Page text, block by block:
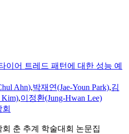
이어 트레드 패턴에 대한 성능 예
Ahn),박재연(Jae-Youn Park),김
Kim),이정환(Jung-Hwan Lee)
춘 추계 학술대회 논문집